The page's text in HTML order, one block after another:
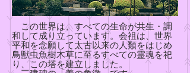
この世界は、すべての生命が共生・調
和して成り立っています。会祖は、世界
平和を念願して太古以来の人類をはじめ
鳥獣虫魚樹木草に至るすべての霊魂を祀
り、この塔を建立しました。